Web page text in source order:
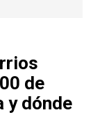
de
y dónde